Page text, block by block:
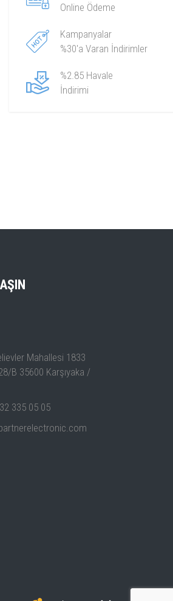
Online Ödeme
Kampanyalar
%30'a Varan İndirimler
%2.85 Havale
İndirimi
Mahallesi 1833
B 35600 Karşıyaka /
335 05 05